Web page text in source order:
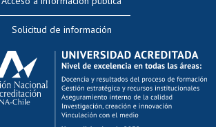
Evaluación docente
Calificación académica
Postulación al AUCAI
Funcionarias/os
Cursos internos de capacitación
Solicitud de información